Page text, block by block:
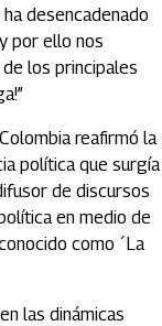
desencadenado
por ello nos
los principales
reafirmó la
política que surgía
de discursos
en medio de
como ´La
las dinámicas